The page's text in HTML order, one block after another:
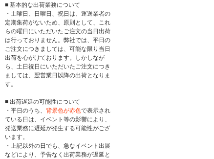
■ 基本的な出荷業務について
・土曜日、日曜日、祝日は、運送業者の
定期集荷がないため、原則として、これ
らの曜日にいただいたご注文の当日出荷
は行っておりません。弊社では、平日の
ご注文につきましては、可能な限り当日
出荷を心がけております。しかしなが
ら、土日祝日にいただいたご注文につき
ましては、翌営業日以降の出荷となりま
す。
■ 出荷遅延の可能性について
・平日のうち、 背景色が赤色で表示され
ている日は、イベント等の影響により、
発送業務に遅延が発生する可能性がござ
います。
・上記以外の日でも、急なイベント出展
などにより、予告なく出荷業務が遅延と